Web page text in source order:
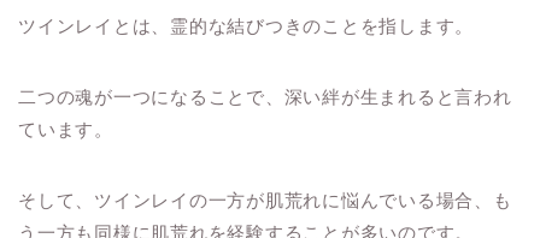
ツインレイとは、霊的な結びつきのことを指します。
二つの魂が一つになることで、深い絆が生まれると言われ
ています。
そして、ツインレイの一方が肌荒れに悩んでいる場合、も
う一方も同様に肌荒れを経験することが多いのです。